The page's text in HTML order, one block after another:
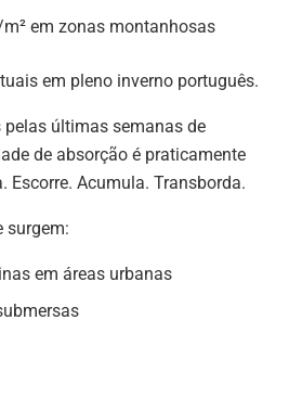
em zonas montanhosas
em pleno inverno português.
últimas semanas de
de absorção é praticamente
Escorre. Acumula. Transborda.
surgem:
em áreas urbanas